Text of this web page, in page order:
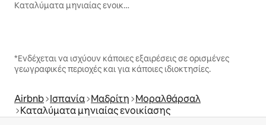
Καταλύματα μηνιαίας ενοικίασης
*Ενδέχεται να ισχύουν κάποιες εξαιρέσεις σε ορισμένες
γεωγραφικές περιοχές και για κάποιες ιδιοκτησίες.
Airbnb Ισπανία Μαδρίτη Μοραλθάρσαλ
Καταλύματα μηνιαίας ενοικίασης